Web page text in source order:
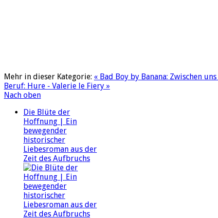
Mehr in dieser Kategorie: « Bad Boy by Banana: Zwischen
Beruf: Hure - Valerie le Fiery »
Nach oben
Die Blüte der
Hoffnung | Ein
bewegender
historischer
Liebesroman aus der
Zeit des Aufbruchs